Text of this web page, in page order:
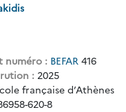
numéro : BEFAR 416
: 2025
française d’Athènes
620-8